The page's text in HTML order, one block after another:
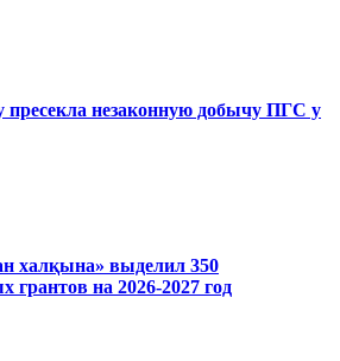
пресекла незаконную добычу ПГС у
халқына» выделил 350
грантов на 2026-2027 год